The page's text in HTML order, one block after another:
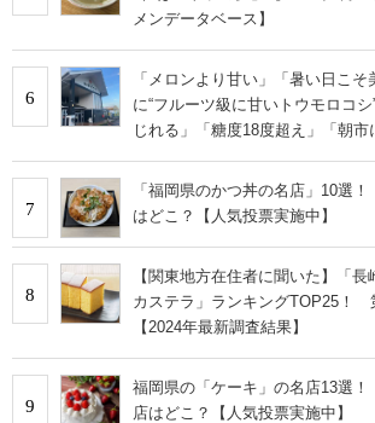
メンデータベース】
6
「メロンより甘い」「暑い日こ
に“フルーツ級に甘いトウモロコ
じれる」「糖度18度超え」「朝市
7
「福岡県のかつ丼の名店」10選
はどこ？【人気投票実施中】
8
【関東地方在住者に聞いた】「
カステラ」ランキングTOP25！
【2024年最新調査結果】
9
福岡県の「ケーキ」の名店13選
店はどこ？【人気投票実施中】